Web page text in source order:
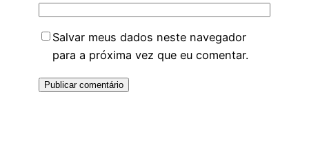
Salvar meus dados neste navegador
para a próxima vez que eu comentar.